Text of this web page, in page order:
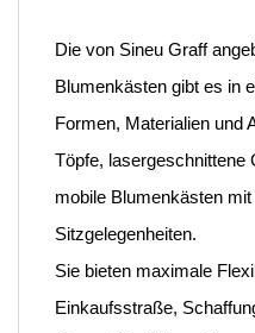
Die von Sineu Graff
Blumenkästen gibt es in
Formen, Materialien und
Töpfe, lasergeschnittene
mobile Blumenkästen
Sitzgelegenheiten.
Sie bieten maximale
Einkaufsstraße,